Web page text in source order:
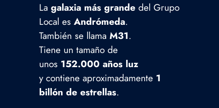
La galaxia más grandedel Grupo
Local es Andrómeda.
También se llama M31.
Tiene un tamaño de
unos 152.000 años luz
y contiene aproximadamente 1
billón de estrellas.